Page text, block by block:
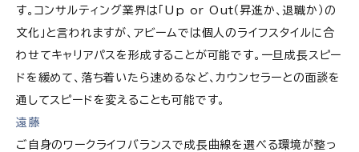
す。コンサルティング業界は「Up or Out（昇進か、退職か）の
文化」と言われますが、アビームでは個人のライフスタイルに合
わせてキャリアパスを形成することが可能です。一旦成長スピー
ドを緩めて、落ち着いたら速めるなど、カウンセラーとの面談を
通してスピードを変えることも可能です。
遠藤
ご自身のワークライフバランスで成長曲線を選べる環境が整っ